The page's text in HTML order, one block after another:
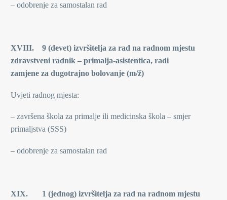
– odobrenje za samostalan rad
XVIII. 9 (devet) izvršitelja za rad na radnom mjestu
zdravstveni radnik – primalja-asistentica, radi
zamjene za dugotrajno bolovanje (m/ž)
Uvjeti radnog mjesta:
– završena škola za primalje ili medicinska škola – smjer
primaljstva (SSS)
– odobrenje za samostalan rad
XIX. 1 (jednog) izvršitelja za rad na radnom mjestu